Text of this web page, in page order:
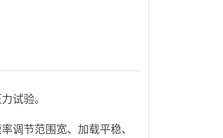
试验。
调节范围宽、加载平稳、